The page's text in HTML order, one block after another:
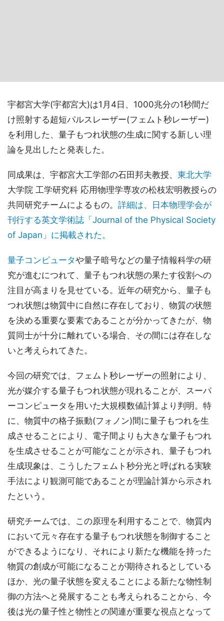
宇都宮大学(宇都宮大)は1月4日、1000兆分の1秒間だ
け照射する超短パルスレーザー(フェムト秒レーザー)
を利用した、量子もつれ状態の生成に関する新しい理
論を見出したと発表した。
同成果は、宇都宮大工学部の石田邦夫教授、 東北大学
大学院 工学研究科 応用物理学専攻の松枝宏明教授らの
共同研究チームによるもの。 詳細は、日本物理学会が
刊行する英文学術誌「Journal of the Physical Society
of Japan」に掲載された。
量子コンピュータや量子暗号などの量子情報科学の研
究が進むにつれて、量子もつれ状態の果たす役割への
注目が高まりを見せている。近年の研究から、量子も
つれ状態は物質中に自然に存在しており、物質の状態
を決める重要な要素であることが分かってきたが、物
質同士が十分に離れている場合、その間には存在しな
いと考えられてきた。
今回の研究では、フェムト秒レーザーの照射により、
光が媒介する量子もつれ状態が現れることが、スーパ
ーコンピュータを用いた大規模数値計算より判明。特
に、物質中の格子振動(フォノン)間に量子もつれを生
成させることにより、電子間よりも大きな量子もつれ
を生成させることが可能なことが示され、量子もつれ
生成現象は、こうしたフェムト秒分光と呼ばれる実験
手法により観測可能であることが理論計算から示され
たという。
研究チームでは、この原理を利用することで、物質内
において元々存在する量子もつれ状態を制御すること
ができるようになり、それにより新たな機能を持った
物質の創成が可能になることが期待されるとしている
ほか、光の量子状態を変えることによる新たな物性制
御の方法へと発展することも考えられることから、今
後は光の量子性と物性との関連が重要な視点となって